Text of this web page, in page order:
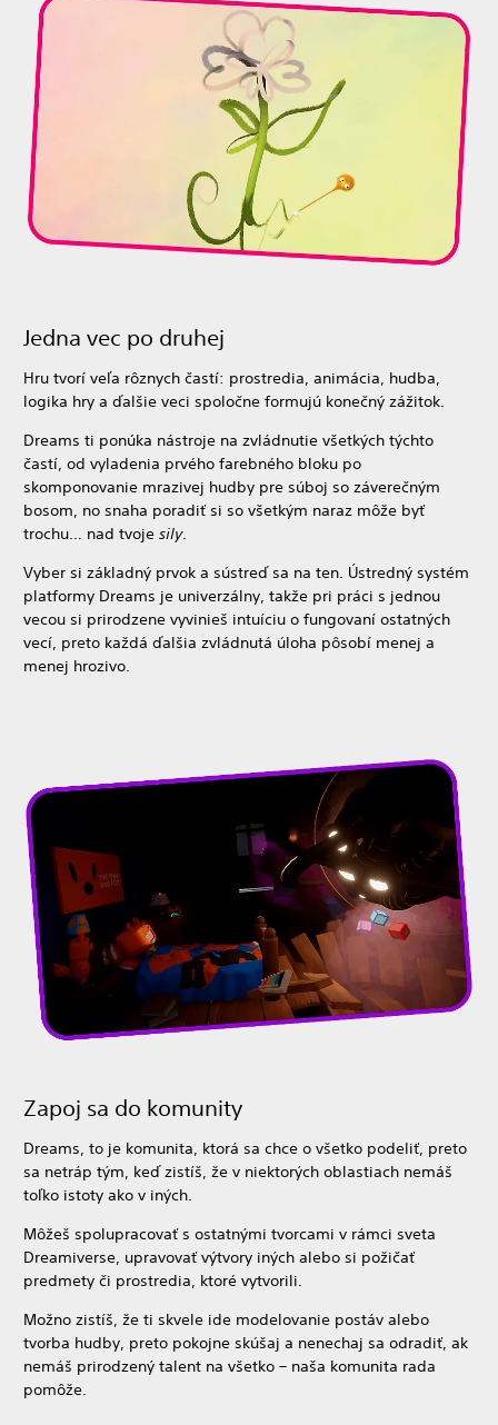
Jedna vec po druhej
Hru tvorí veľa rôznych častí: prostredia, animácia, hudba,
logika hry a ďalšie veci spoločne formujú konečný zážitok.
Dreams ti ponúka nástroje na zvládnutie všetkých týchto
častí, od vyladenia prvého farebného bloku po
skomponovanie mrazivej hudby pre súboj so záverečným
bosom, no snaha poradiť si so všetkým naraz môže byť
trochu… nad tvoje sily.
Vyber si základný prvok a sústreď sa na ten. Ústredný systém
platformy Dreams je univerzálny, takže pri práci s jednou
vecou si prirodzene vyvinieš intuíciu o fungovaní ostatných
vecí, preto každá ďalšia zvládnutá úloha pôsobí menej a
menej hrozivo.
Zapoj sa do komunity
Dreams, to je komunita, ktorá sa chce o všetko podeliť, preto
sa netráp tým, keď zistíš, že v niektorých oblastiach nemáš
toľko istoty ako v iných.
Môžeš spolupracovať s ostatnými tvorcami v rámci sveta
Dreamiverse, upravovať výtvory iných alebo si požičať
predmety či prostredia, ktoré vytvorili.
Možno zistíš, že ti skvele ide modelovanie postáv alebo
tvorba hudby, preto pokojne skúšaj a nenechaj sa odradiť, ak
nemáš prirodzený talent na všetko – naša komunita rada
pomôže.